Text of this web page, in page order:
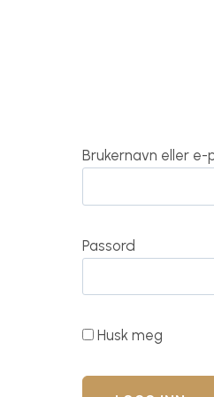
Brukernavn eller
Passord
Husk meg